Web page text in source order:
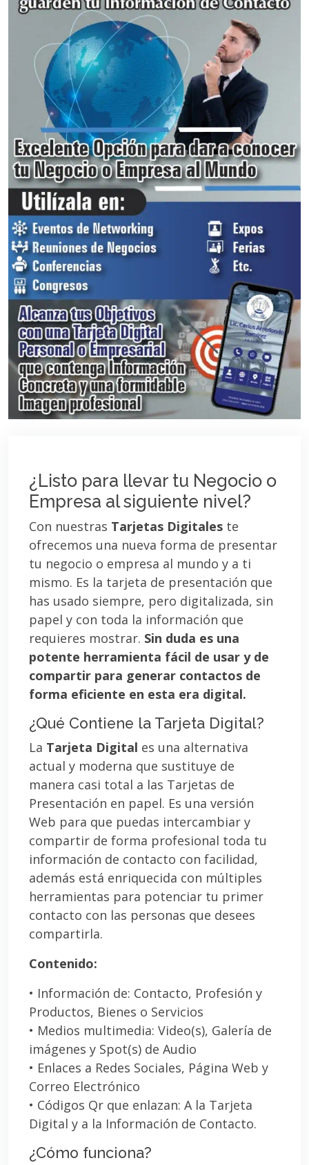
¿Listo para llevar tu Negocio o
Empresa al siguiente nivel?
Con nuestras Tarjetas Digitales te
ofrecemos una nueva forma de presentar
tu negocio o empresa al mundo y a ti
mismo. Es la tarjeta de presentación que
has usado siempre, pero digitalizada, sin
papel y con toda la información que
requieres mostrar. Sin duda es una
potente herramienta fácil de usar y de
compartir para generar contactos de
forma eficiente en esta era digital.
¿Qué Contiene la Tarjeta Digital?
La Tarjeta Digital es una alternativa
actual y moderna que sustituye de
manera casi total a las Tarjetas de
Presentación en papel. Es una versión
Web para que puedas intercambiar y
compartir de forma profesional toda tu
información de contacto con facilidad,
además está enriquecida con múltiples
herramientas para potenciar tu primer
contacto con las personas que desees
compartirla.
Contenido:
• Información de: Contacto, Profesión y
Productos, Bienes o Servicios
• Medios multimedia: Video(s), Galería de
imágenes y Spot(s) de Audio
• Enlaces a Redes Sociales, Página Web y
Correo Electrónico
• Códigos Qr que enlazan: A la Tarjeta
Digital y a la Información de Contacto.
¿Cómo funciona?